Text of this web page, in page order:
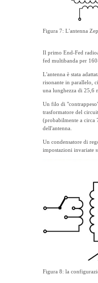
Figura 7: L'antenna
Il primo End-Fed
fed multibanda per
L'antenna è stata
risonante in parallelo,
una lunghezza di 25,6
Un filo di
trasformatore del
(probabilmente a circa
dell'antenna.
Un condensatore di
impostazioni invariate
Figura 8: la